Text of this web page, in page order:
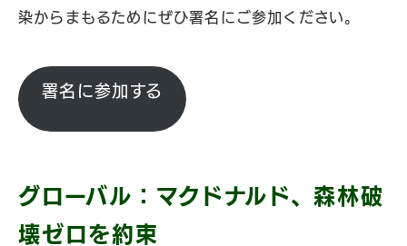
染からまもるためにぜひ署名にご参加ください。
署名に参加する
グローバル：マクドナルド、森林破
壊ゼロを約束